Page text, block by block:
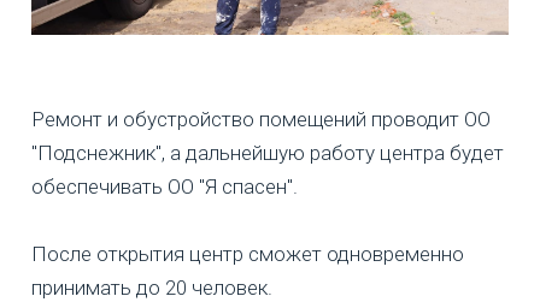
Ремонт и обустройство помещений проводит ОО
"Подснежник", а дальнейшую работу центра будет
обеспечивать ОО "Я спасен".
После открытия центр сможет одновременно
принимать до 20 человек.